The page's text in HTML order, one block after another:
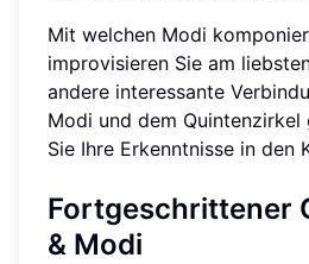
Mit welchen Modi
improvisieren Sie am
andere interessante
Modi und dem Quintenzirkel
Sie Ihre Erkenntnisse in den
Fortgeschrittener
& Modi